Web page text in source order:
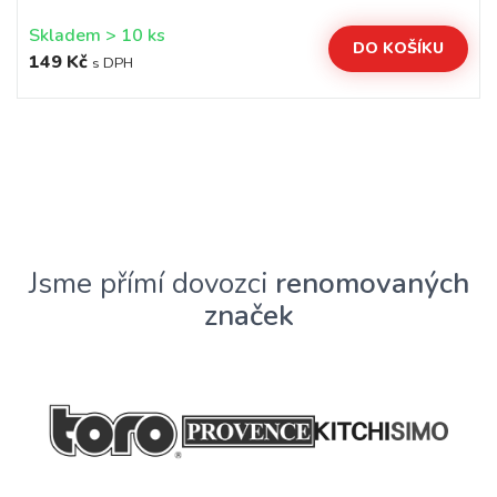
Skladem > 10 ks
149 Kč s DPH
DO KOŠÍKU
Jsme přímí dovozci renomovaných
značek